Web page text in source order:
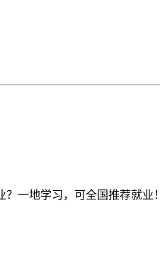
一地学习，可全国推荐就业！